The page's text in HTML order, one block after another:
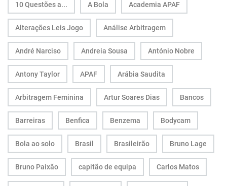
10 Questões a... A Bola Academia APAF
Alterações Leis Jogo Análise Arbitragem
André Narciso Andreia Sousa António Nobre
Antony Taylor APAF Arábia Saudita
Arbitragem Feminina Artur Soares Dias Bancos
Barreiras Benfica Benzema Bodycam
Bola ao solo Brasil Brasileirão Bruno Lage
Bruno Paixão capitão de equipa Carlos Matos